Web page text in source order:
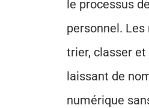
le processus
personnel.
trier, classer
laissant de
numérique